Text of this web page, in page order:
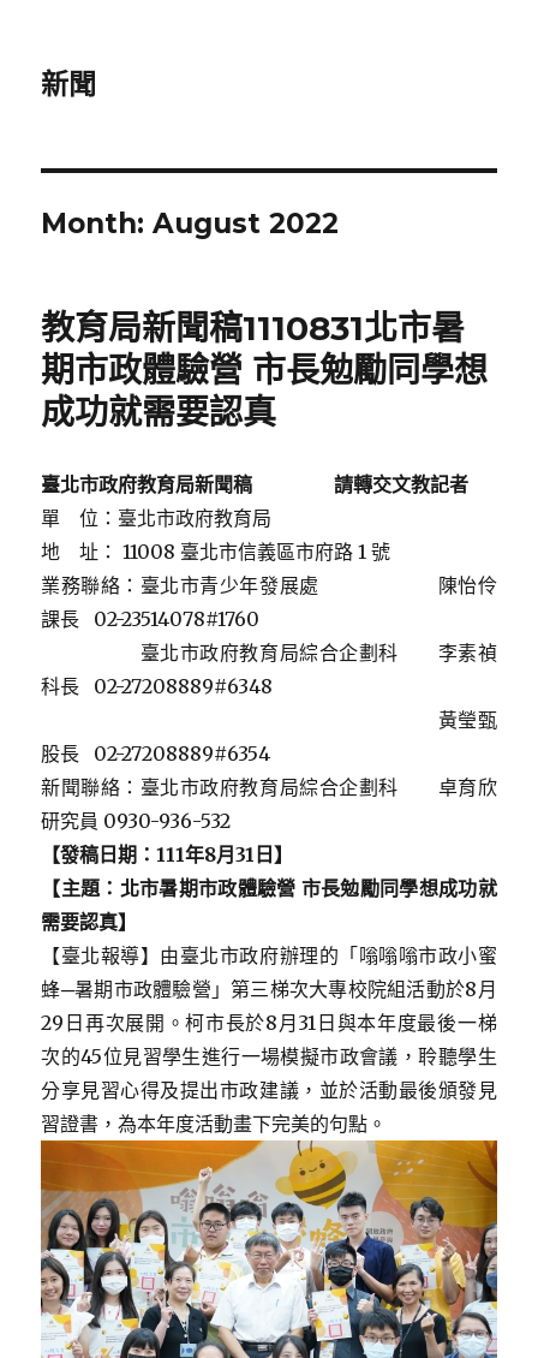
新聞
Month:August 2022
教育局新聞稿1110831北市暑
期市政體驗營 市長勉勵同學想
成功就需要認真
臺北市政府教育局新聞稿
請轉交文教記者
單 位：臺北市政府教育局
地 址： 11008 臺北市信義區市府路 1 號
業務聯絡：臺北市青少年發展處 陳怡伶
課長 02-23514078#1760
臺北市政府教育局綜合企劃科 李素禎
科長 02-27208889#6348
黃瑩甄
股長 02-27208889#6354
新聞聯絡：臺北市政府教育局綜合企劃科 卓育欣
研究員 0930-936-532
【發稿日期：111年8月31日 】
【主題： 北市暑期市政體驗營 市長勉勵同學想成功就
需要認真】
【臺北報導】由臺北市政府辦理的「嗡嗡嗡市政小蜜
蜂─暑期市政體驗營」第三梯次大專校院組活動於8月
29日再次展開。柯市長於8月31日與本年度最後一梯
次的45位見習學生進行一場模擬市政會議，聆聽學生
分享見習心得及提出市政建議，並於活動最後頒發見
習證書，為本年度活動畫下完美的句點。